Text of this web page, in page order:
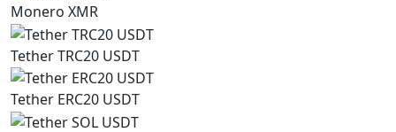
Monero XMR
Tether TRC20 USDT
Tether ERC20 USDT